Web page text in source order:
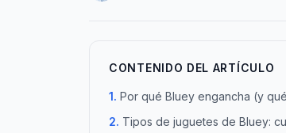
CONTENIDO DEL ARTÍCULO
Por qué Bluey engancha (y
Tipos de juguetes de Bluey: